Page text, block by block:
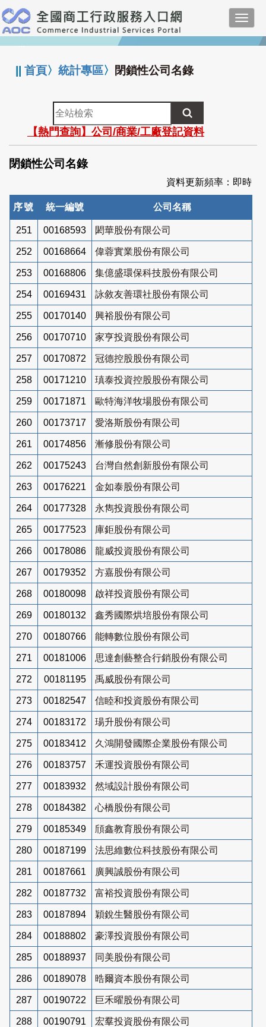
跳
到
主
要
:::
||首頁〉統計專區〉 閉鎖性公司名錄
全
站
檢
索
【熱門查詢】公司/商業/工廠登記資料
閉鎖性公司名錄
資料更新頻率：即時
序號 統一編號 公司名稱
251 00168593 閎華股份有限公司
252 00168664 偉蓉實業股份有限公司
253 00168806 集億盛環保科技股份有限公司
254 00169431 詠敘友善環社股份有限公司
255 00170140 興裕股份有限公司
256 00170710 家亨投資股份有限公司
257 00170872 冠德控股股份有限公司
258 00171210 瑱泰投資控股股份有限公司
259 00171871 歐特海洋牧場股份有限公司
260 00173717 愛洛斯股份有限公司
261 00174856 漸修股份有限公司
262 00175243 台灣自然創新股份有限公司
263 00176221 金如泰股份有限公司
264 00177328 永雋投資股份有限公司
265 00177523 庫鉅股份有限公司
266 00178086 龍威投資股份有限公司
267 00179352 方嘉股份有限公司
268 00180098 啟祥投資股份有限公司
269 00180132 鑫秀國際烘培股份有限公司
270 00180766 能轉數位股份有限公司
271 00181006 思達創藝整合行銷股份有限公司
272 00181195 禹威股份有限公司
273 00182547 信睦和投資股份有限公司
274 00183172 瑒升股份有限公司
275 00183412 久鴻開發國際企業股份有限公司
276 00183757 禾運投資股份有限公司
277 00183932 然域設計股份有限公司
278 00184382 心橋股份有限公司
279 00185349 頎鑫教育股份有限公司
280 00187199 法思維數位科技股份有限公司
281 00187661 廣興誠股份有限公司
282 00187732 富裕投資股份有限公司
283 00187894 穎銳生醫股份有限公司
284 00188802 豪澤投資股份有限公司
285 00188937 同美股份有限公司
286 00189078 晧爾資本股份有限公司
287 00190722 巨禾曜股份有限公司
288 00190791 宏羣投資股份有限公司